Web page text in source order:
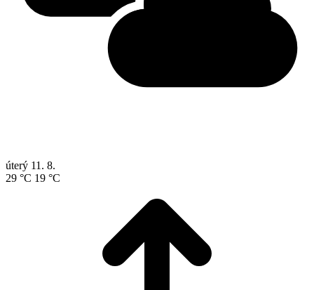
úterý 11. 8.
29 °C 19 °C